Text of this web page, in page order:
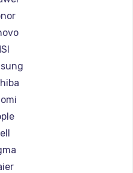
Getac
Epson
Philips
LG
Panasonic
Irbis
Thunderobot
Hasee
ZTE
Hiper